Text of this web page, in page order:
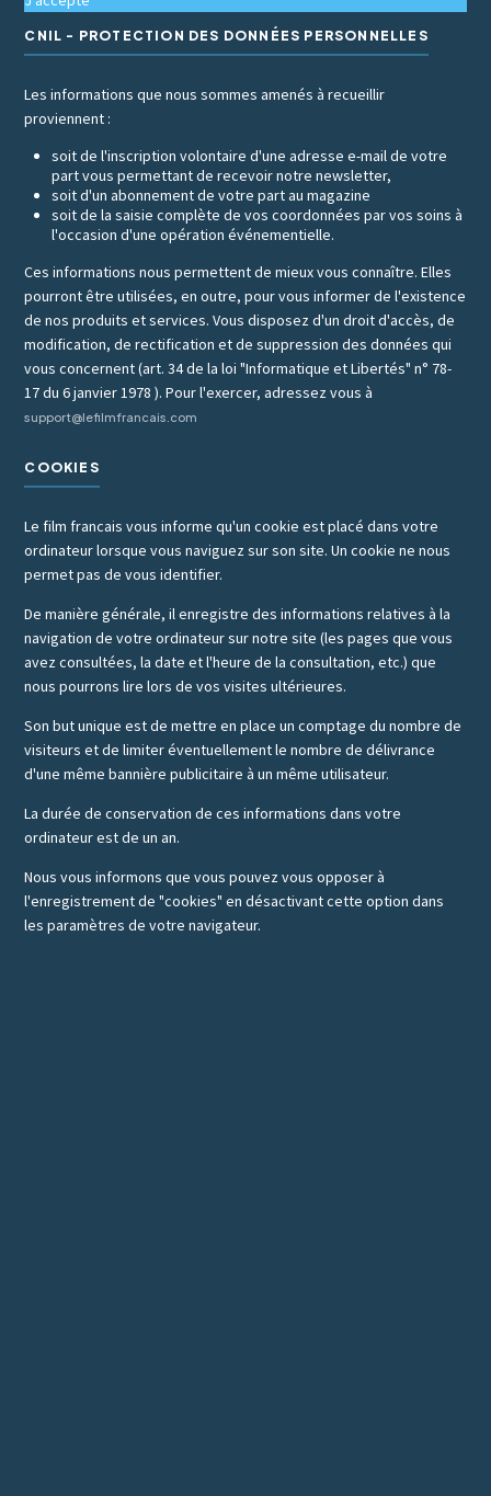
CNIL - PROTECTION DES DONNÉES PERSONNELLES
Les informations que nous sommes amenés à recueillir
proviennent :
soit de l'inscription volontaire d'une adresse e-mail de votre
part vous permettant de recevoir notre newsletter,
soit d'un abonnement de votre part au magazine
soit de la saisie complète de vos coordonnées par vos soins à
l'occasion d'une opération événementielle.
Ces informations nous permettent de mieux vous connaître. Elles
pourront être utilisées, en outre, pour vous informer de l'existence
de nos produits et services. Vous disposez d'un droit d'accès, de
modification, de rectification et de suppression des données qui
vous concernent (art. 34 de la loi "Informatique et Libertés" n° 78-
17 du 6 janvier 1978 ). Pour l'exercer, adressez vous à
support@lefilmfrancais.com
COOKIES
Le film francais vous informe qu'un cookie est placé dans votre
ordinateur lorsque vous naviguez sur son site. Un cookie ne nous
permet pas de vous identifier.
De manière générale, il enregistre des informations relatives à la
navigation de votre ordinateur sur notre site (les pages que vous
avez consultées, la date et l'heure de la consultation, etc.) que
nous pourrons lire lors de vos visites ultérieures.
Son but unique est de mettre en place un comptage du nombre de
visiteurs et de limiter éventuellement le nombre de délivrance
d'une même bannière publicitaire à un même utilisateur.
La durée de conservation de ces informations dans votre
ordinateur est de un an.
Nous vous informons que vous pouvez vous opposer à
l'enregistrement de "cookies" en désactivant cette option dans
les paramètres de votre navigateur.